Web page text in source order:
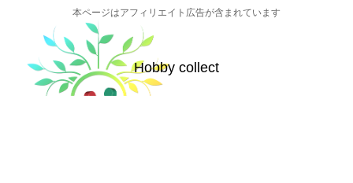
本ページはアフィリエイト広告が含まれています
Hobby collect